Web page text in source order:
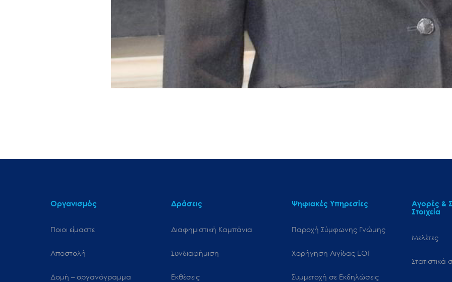
Οργανισμός
Ποιοι είμαστε
Αποστολή
Δομή – οργανόγραμμα
Δράσεις
Διαφημιστική Καμπάνια
Συνδιαφήμιση
Εκθέσεις
Ψηφιακές Υπηρεσίες
Παροχή Σύμφωνης Γνώμης
Χορήγηση Αιγίδας ΕΟΤ
Συμμετοχή σε Εκδηλώσεις
Αγορές &
Στοιχεία
Μελέτες
Στατιστικά